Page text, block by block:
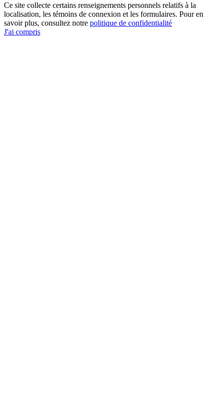
Ce site collecte certains renseignements personnels relatifs à la
localisation, les témoins de connexion et les formulaires. Pour en
savoir plus, consultez notre politique de confidentialité
J'ai compris